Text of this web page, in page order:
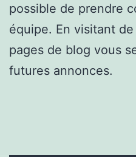
possible de prendre
équipe. En visitant
pages de blog vous
futures annonces.